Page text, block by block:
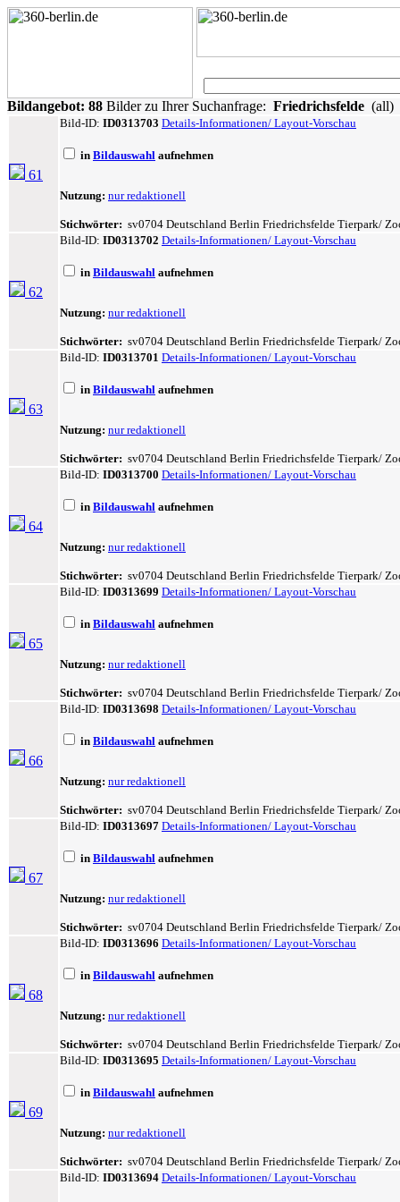
Bildangebot: 88 Bilder zu Ihrer Suchanfrage: Friedrichsfelde (all)
61
Bild-ID: ID0313703 Details-Informationen/ Layout-Vorschau
in Bildauswahl aufnehmen
Nutzung: nur redaktionell
Stichwörter: sv0704 Deutschland Berlin Friedrichsfelde Tierpark/
62
Bild-ID: ID0313702 Details-Informationen/ Layout-Vorschau
in Bildauswahl aufnehmen
Nutzung: nur redaktionell
Stichwörter: sv0704 Deutschland Berlin Friedrichsfelde Tierpark/
63
Bild-ID: ID0313701 Details-Informationen/ Layout-Vorschau
in Bildauswahl aufnehmen
Nutzung: nur redaktionell
Stichwörter: sv0704 Deutschland Berlin Friedrichsfelde Tierpark/
64
Bild-ID: ID0313700 Details-Informationen/ Layout-Vorschau
in Bildauswahl aufnehmen
Nutzung: nur redaktionell
Stichwörter: sv0704 Deutschland Berlin Friedrichsfelde Tierpark/
65
Bild-ID: ID0313699 Details-Informationen/ Layout-Vorschau
in Bildauswahl aufnehmen
Nutzung: nur redaktionell
Stichwörter: sv0704 Deutschland Berlin Friedrichsfelde Tierpark/
66
Bild-ID: ID0313698 Details-Informationen/ Layout-Vorschau
in Bildauswahl aufnehmen
Nutzung: nur redaktionell
Stichwörter: sv0704 Deutschland Berlin Friedrichsfelde Tierpark/
67
Bild-ID: ID0313697 Details-Informationen/ Layout-Vorschau
in Bildauswahl aufnehmen
Nutzung: nur redaktionell
Stichwörter: sv0704 Deutschland Berlin Friedrichsfelde Tierpark/
68
Bild-ID: ID0313696 Details-Informationen/ Layout-Vorschau
in Bildauswahl aufnehmen
Nutzung: nur redaktionell
Stichwörter: sv0704 Deutschland Berlin Friedrichsfelde Tierpark/
69
Bild-ID: ID0313695 Details-Informationen/ Layout-Vorschau
in Bildauswahl aufnehmen
Nutzung: nur redaktionell
Stichwörter: sv0704 Deutschland Berlin Friedrichsfelde Tierpark/
Bild-ID: ID0313694 Details-Informationen/ Layout-Vorschau